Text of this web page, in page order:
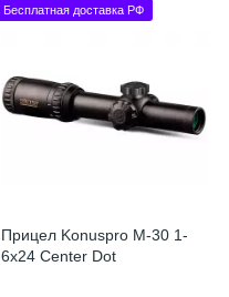
Бесплатная доставка РФ
Прицел Konuspro M-30 1-
6х24 Center Dot